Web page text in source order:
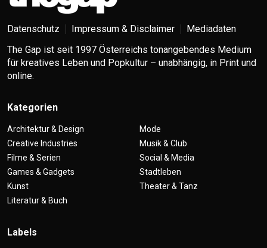
Datenschutz Impressum & Disclaimer
Mediadaten
The Gap ist seit 1997 Österreichs tonangebendes Medium
für kreatives Leben und Popkultur – unabhängig, in Print und
online.
Kategorien
Architektur & Design
Creative Industries
Filme & Serien
Games & Gadgets
Kunst
Literatur & Buch
Mode
Musik & Club
Social & Media
Stadtleben
Theater & Tanz
Labels